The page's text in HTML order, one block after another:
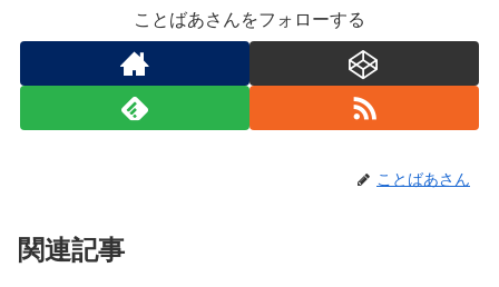
ことばあさんをフォローする
ことばあさん
関連記事